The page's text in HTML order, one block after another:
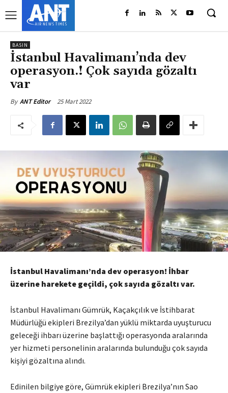
BASIN
İstanbul Havalimanı’nda dev
operasyon.! Çok sayıda gözaltı
var
By ANT Editor 25 Mart 2022
İstanbul Havalimanı’nda dev operasyon! İhbar
üzerine harekete geçildi, çok sayıda gözaltı var.
İstanbul Havalimanı Gümrük, Kaçakçılık ve İstihbarat
Müdürlüğü ekipleri Brezilya’dan yüklü miktarda uyuşturucu
geleceği ihbarı üzerine başlattığı operasyonda aralarında
yer hizmeti personelinin aralarında bulunduğu çok sayıda
kişiyi gözaltına alındı.
Edinilen bilgiye göre, Gümrük ekipleri Brezilya’nın Sao